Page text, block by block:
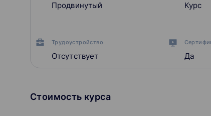
Продвинутый Курс
Трудоустройство
Отсутствует Да
Стоимость курса